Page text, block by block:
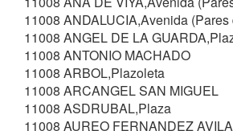
11008 ANDALUCIA,Avenida
11008 ANGEL DE LA
11008 ANTONIO MACHADO
11008 ARBOL,Plazoleta
11008 ARCANGEL SAN MIGUEL
11008 ASDRUBAL,Plaza
11008 AUREO FERNANDEZ AVILA